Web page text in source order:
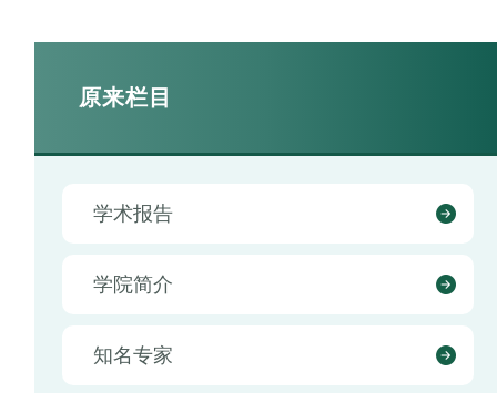
原来栏目
学术报告
学院简介
知名专家